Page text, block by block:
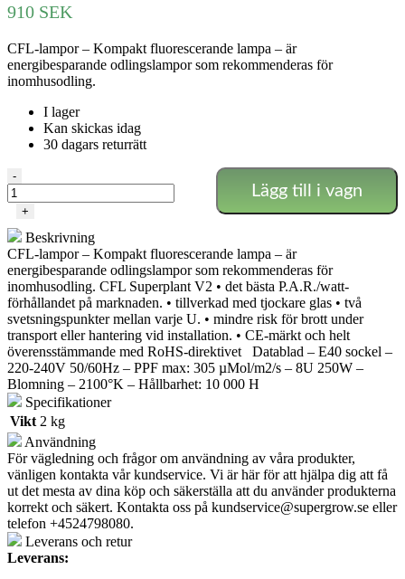
910 SEK
CFL-lampor – Kompakt fluorescerande lampa – är
energibesparande odlingslampor som rekommenderas för
inomhusodling.
I lager
Kan skickas idag
30 dagars returrätt
250w
Agro/Bloom
CFL-
-
Superplant
mängd
-
+
Lägg till i vagn
Beskrivning
CFL-lampor – Kompakt fluorescerande lampa – är
energibesparande odlingslampor som rekommenderas för
inomhusodling. CFL Superplant V2 • det bästa P.A.R./watt-
förhållandet på marknaden. • tillverkad med tjockare glas • två
svetsningspunkter mellan varje U. • mindre risk för brott under
transport eller hantering vid installation. • CE-märkt och helt
överensstämmande med RoHS-direktivet Datablad – E40 sockel –
220-240V 50/60Hz – PPF max: 305 µMol/m2/s – 8U 250W –
Blomning – 2100°K – Hållbarhet: 10 000 H
Specifikationer
Vikt 2 kg
Användning
För vägledning och frågor om användning av våra produkter,
vänligen kontakta vår kundservice. Vi är här för att hjälpa dig att få
ut det mesta av dina köp och säkerställa att du använder produkterna
korrekt och säkert. Kontakta oss på kundservice@supergrow.se eller
telefon +4524798080.
Leverans och retur
Leverans: